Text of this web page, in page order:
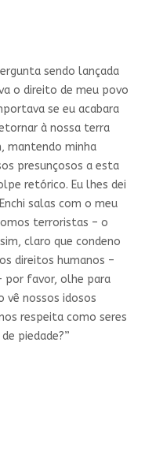
sendo lançada
o direito de meu povo
se eu acabara
à nossa terra
mantendo minha
presunçosos a esta
retórico. Eu lhes dei
salas com o meu
terroristas – o
claro que condeno
direitos humanos –
por favor, olhe para
vê nossos idosos
respeita como seres
piedade?”